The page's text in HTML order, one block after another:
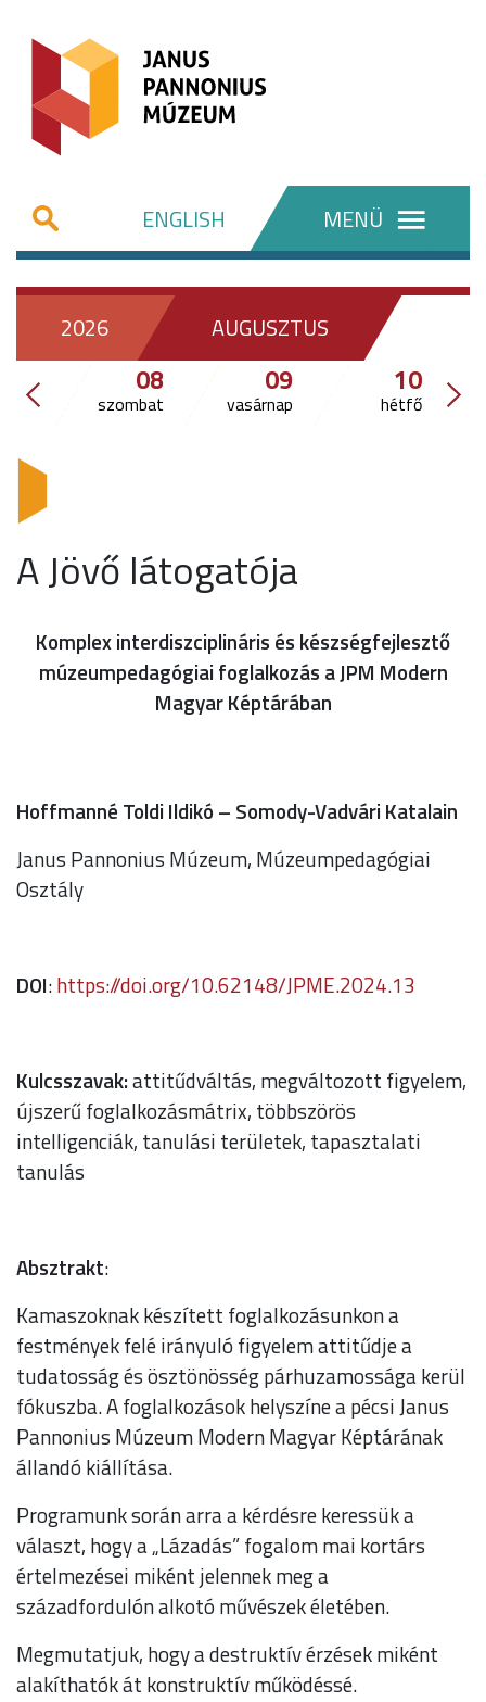
ENGLISH MENÜ
2026 AUGUSZTUS
08
szombat
09
vasárnap
10
hétfő
A Jövő látogatója
Komplex interdiszciplináris és készségfejlesztő
múzeumpedagógiai foglalkozás a JPM Modern
Magyar Képtárában
Hoffmanné Toldi Ildikó – Somody-Vadvári Katalain
Janus Pannonius Múzeum, Múzeumpedagógiai
Osztály
DOI:https://doi.org/10.62148/JPME.2024.13
Kulcsszavak:attitűdváltás, megváltozott figyelem,
újszerű foglalkozásmátrix, többszörös
intelligenciák, tanulási területek, tapasztalati
tanulás
Absztrakt:
Kamaszoknak készített foglalkozásunkon a
festmények felé irányuló figyelem attitűdje a
tudatosság és ösztönösség párhuzamossága kerül
fókuszba. A foglalkozások helyszíne a pécsi Janus
Pannonius Múzeum Modern Magyar Képtárának
állandó kiállítása.
Programunk során arra a kérdésre keressük a
választ, hogy a „Lázadás” fogalom mai kortárs
értelmezései miként jelennek meg a
századfordulón alkotó művészek életében.
Megmutatjuk, hogy a destruktív érzések miként
alakíthatók át konstruktív működéssé.